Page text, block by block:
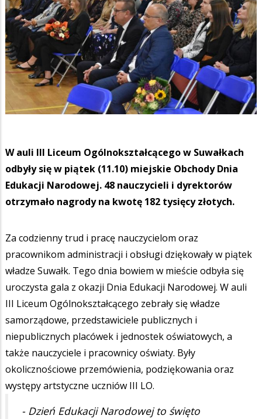
W auli III Liceum Ogólnokształcącego w Suwałkach
odbyły się w piątek (11.10) miejskie Obchody Dnia
Edukacji Narodowej. 48 nauczycieli i dyrektorów
otrzymało nagrody na kwotę 182 tysięcy złotych.
Za codzienny trud i pracę nauczycielom oraz
pracownikom administracji i obsługi dziękowały w piątek
władze Suwałk. Tego dnia bowiem w mieście odbyła się
uroczysta gala z okazji Dnia Edukacji Narodowej. W auli
III Liceum Ogólnokształcącego zebrały się władze
samorządowe, przedstawiciele publicznych i
niepublicznych placówek i jednostek oświatowych, a
także nauczyciele i pracownicy oświaty. Były
okolicznościowe przemówienia, podziękowania oraz
występy artstyczne uczniów III LO.
- Dzień Edukacji Narodowej to święto